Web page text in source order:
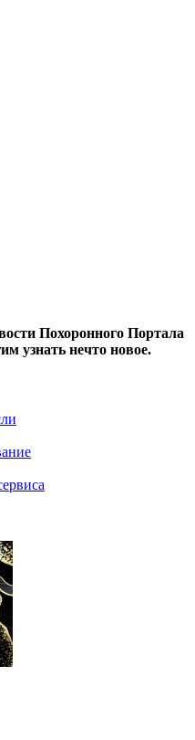
Похоронного Портала
узнать нечто новое.